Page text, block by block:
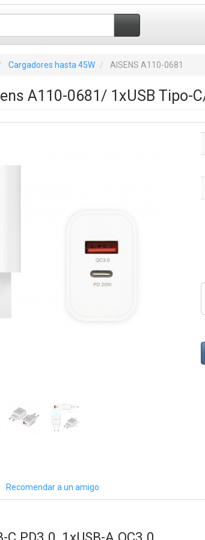
Cargadores hasta 45W AISENS A110-0681
A110-0681/ 1xUSB Tipo-
Recomendar a un amigo